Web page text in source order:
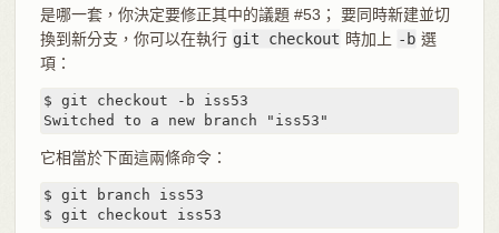
是哪一套，你決定要修正其中的議題 #53； 要同時新建並切
換到新分支，你可以在執行 git checkout 時加上 -b 選
項：
$ git checkout -b iss53
Switched to a new branch "iss53"
它相當於下面這兩條命令：
$ git branch iss53
$ git checkout iss53